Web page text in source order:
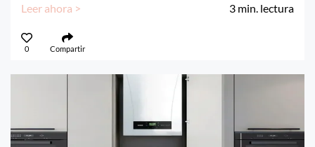
Leer ahora > 3 min. lectura
0 Compartir